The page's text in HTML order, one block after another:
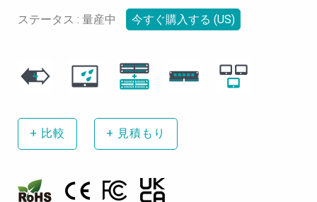
ステータス : 量産中 今すぐ購入する (US)
+ 比較 + 見積もり